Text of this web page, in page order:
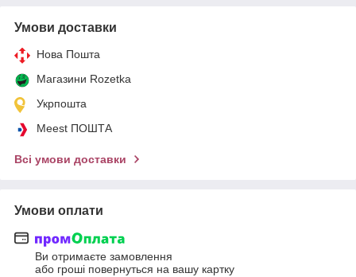
Умови доставки
Нова Пошта
Магазини Rozetka
Укрпошта
Meest ПОШТА
Всі умови доставки
Умови оплати
Ви отримаєте замовлення
або гроші повернуться на вашу картку